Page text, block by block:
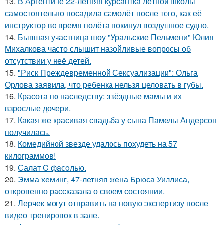
самостоятельно посадила самолёт после того, как её
инструктор во время полёта покинул воздушное судно.
14. Бывшая участница шоу "Уральские Пельмени" Юлия
Михалкова часто слышит назойливые вопросы об
отсутствии у неё детей.
15. "Риск Преждевременной Сексуализации": Ольга
Орлова заявила, что ребенка нельзя целовать в губы.
16. Красота по наследству: звёздные мамы и их
взрослые дочери.
17. Какая же красивая свадьба у сына Памелы Андерсон
получилась.
18. Комедийной звезде удалось похудеть на 57
килограммов!
19. Салат C фaсoлью.
20. Эмма хеминг, 47-летняя жена Брюса Уиллиса,
откровенно рассказала о своем состоянии.
21. Лерчек могут отправить на новую экспертизу после
видео тренировок в зале.